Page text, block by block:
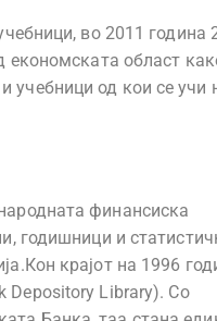
во 2011 година
економската област
учебници од кои се учи
финансиска
годишници и
крајот на 1996
Depository Library). Со